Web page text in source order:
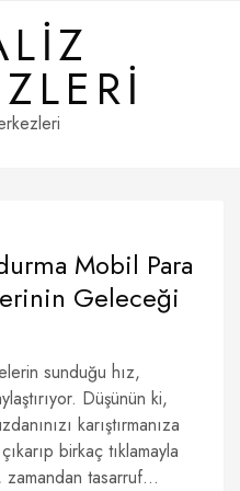
Mobil Para
Geleceği
sunduğu hız,
Düşünün ki,
karıştırmanıza
birkaç tıklamayla
tasarruf...